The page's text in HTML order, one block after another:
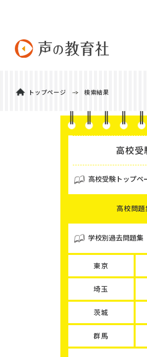
トップページ 検索結果
高校受
高校受験トップペ
高校問題
学校別過去問題集
東京
埼玉
茨城
群馬